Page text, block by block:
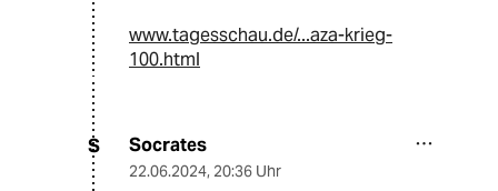
www.tagesschau.de/...aza-krieg-
100.html
S Socrates
22.06.2024, 20:36 Uhr